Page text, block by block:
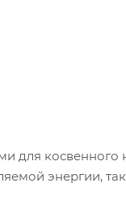
для
энергии,